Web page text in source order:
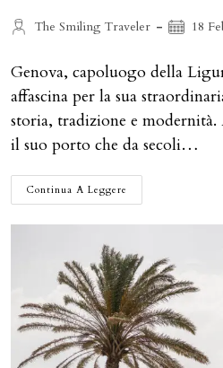
AutoreThe Smiling Traveler
Articolo
18
Genova, capoluogo della
affascina per la sua
storia, tradizione e modernità.
il suo porto che da secoli…
Continua A Leggere
A
TRA
TRADIZIONI
E
BUON
CIBO